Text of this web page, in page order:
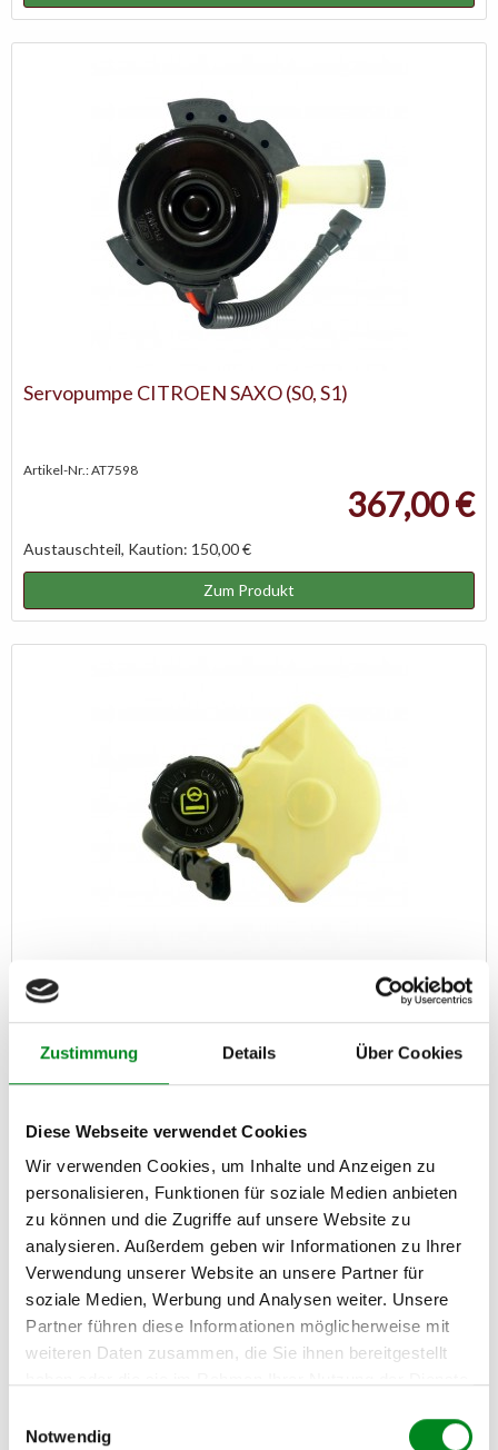
Zustimmung Details Über Cookies
Diese Webseite verwendet Cookies
Wir verwenden Cookies, um Inhalte und Anzeigen zu
personalisieren, Funktionen für soziale Medien anbieten
zu können und die Zugriffe auf unsere Website zu
analysieren. Außerdem geben wir Informationen zu Ihrer
Verwendung unserer Website an unsere Partner für
soziale Medien, Werbung und Analysen weiter. Unsere
Partner führen diese Informationen möglicherweise mit
weiteren Daten zusammen, die Sie ihnen bereitgestellt
Notwendig
Servopumpe CITROEN SAXO (S0, S1)
Artikel-Nr.: AT7598
367,00 €
Austauschteil, Kaution: 150,00 €
Zum Produkt
Servopumpe RENAULT CLIO II (BB0/1/2_,
Zum Produkt